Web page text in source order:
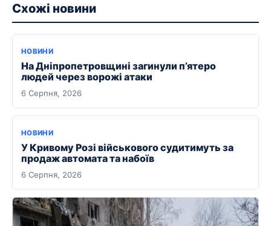
Схожі новини
НОВИНИ
На Дніпропетровщині загинули п’ятеро
людей через ворожі атаки
6 Серпня, 2026
НОВИНИ
У Кривому Розі військового судитимуть за
продаж автомата та набоїв
6 Серпня, 2026